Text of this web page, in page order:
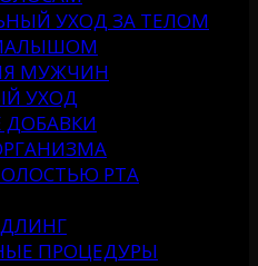
УХОД ЗА ТЕЛОМ
МУЖЧИН
УХОД
РТА
ПРОЦЕДУРЫ